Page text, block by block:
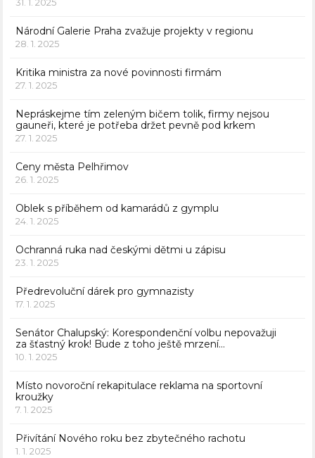
31. 1. 2025
Národní Galerie Praha zvažuje projekty v regionu
28. 1. 2025
Kritika ministra za nové povinnosti firmám
27. 1. 2025
Nepráskejme tím zeleným bičem tolik, firmy nejsou
gauneři, které je potřeba držet pevně pod krkem
27. 1. 2025
Ceny města Pelhřimov
26. 1. 2025
Oblek s příběhem od kamarádů z gymplu
24. 1. 2025
Ochranná ruka nad českými dětmi u zápisu
23. 1. 2025
Předrevoluční dárek pro gymnazisty
17. 1. 2025
Senátor Chalupský: Korespondenční volbu nepovažuji
za šťastný krok! Bude z toho ještě mrzení…
10. 1. 2025
Místo novoroční rekapitulace reklama na sportovní
kroužky
7. 1. 2025
Přivítání Nového roku bez zbytečného rachotu
1. 1. 2025